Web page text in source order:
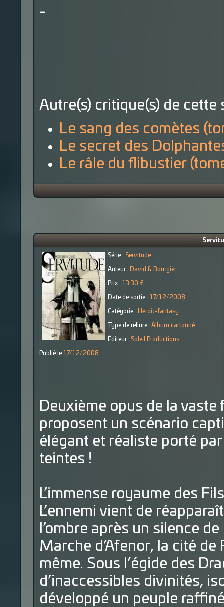
-
Autre(s) critique(s) de cette
Le sang des comètes
Le secret des
Le râle du flibustier
Série : Servitude
Auteur : David & Bourgier
Prix : 13.30 €
Date de sortie : 17/12/2008
Catégorie : Heroic-fantasy
Type de reliure : Album cartonné
Éditeur : Soleil Productions
Publié le 17/12/2008
Deuxième opus de la
proposent un scénario
élégant et réaliste porté
teintes !
L’immense royaume des
L’ennemi vient de
l’ombre après un silence
Marche d’Afenor, la cité
même. Sous l’égide des
d’inaccessibles divinités,
développé un peuple